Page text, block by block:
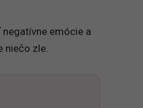
emócie a
niečo zle.